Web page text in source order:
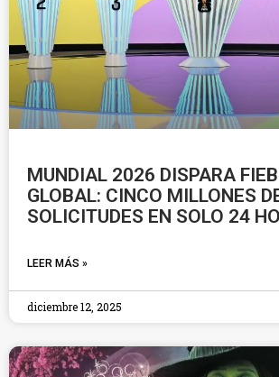
MUNDIAL 2026 DISPARA
GLOBAL: CINCO MILLONES
SOLICITUDES EN SOLO 24
LEER MÁS »
diciembre 12, 2025